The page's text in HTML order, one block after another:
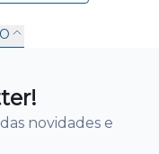
novidades e